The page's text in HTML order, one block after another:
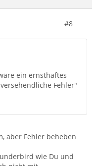
#8
ein ernsthaftes
Fehler"
aber Fehler beheben
wie Du und